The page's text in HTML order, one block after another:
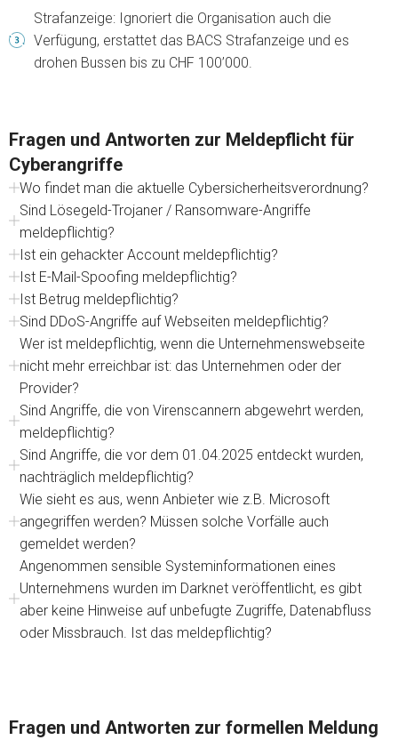
Strafanzeige: Ignoriert die Organisation auch die
Verfügung, erstattet das BACS Strafanzeige und es
drohen Bussen bis zu CHF 100’000.
Fragen und Antworten zur Meldepflicht für
Cyberangriffe
Wo findet man die aktuelle Cybersicherheitsverordnung?
Sind Lösegeld-Trojaner / Ransomware-Angriffe
meldepflichtig?
Ist ein gehackter Account meldepflichtig?
Ist E-Mail-Spoofing meldepflichtig?
Ist Betrug meldepflichtig?
Sind DDoS-Angriffe auf Webseiten meldepflichtig?
Wer ist meldepflichtig, wenn die Unternehmenswebseite
nicht mehr erreichbar ist: das Unternehmen oder der
Provider?
Sind Angriffe, die von Virenscannern abgewehrt werden,
meldepflichtig?
Sind Angriffe, die vor dem 01.04.2025 entdeckt wurden,
nachträglich meldepflichtig?
Wie sieht es aus, wenn Anbieter wie z.B. Microsoft
angegriffen werden? Müssen solche Vorfälle auch
gemeldet werden?
Angenommen sensible Systeminformationen eines
Unternehmens wurden im Darknet veröffentlicht, es gibt
aber keine Hinweise auf unbefugte Zugriffe, Datenabfluss
oder Missbrauch. Ist das meldepflichtig?
Fragen und Antworten zur formellen Meldung